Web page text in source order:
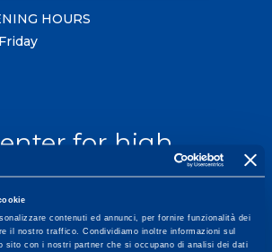
contenuti ed annunci, per fornire funzionalità dei
il nostro traffico. Condividiamo inoltre informazioni sul
sito con i nostri partner che si occupano di analisi dei dati
HOURS
for high
and well-